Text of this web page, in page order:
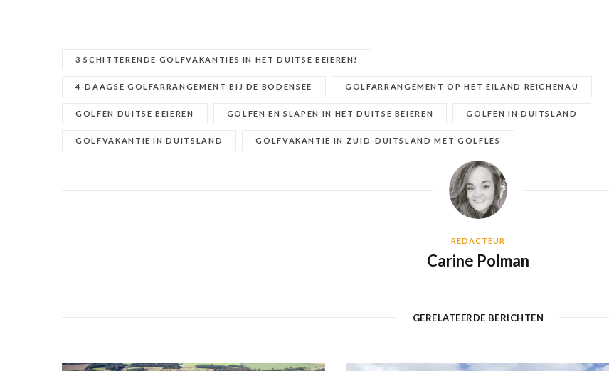
3 SCHITTERENDE GOLFVAKANTIES IN HET DUITSE BEIEREN!
4-DAAGSE GOLFARRANGEMENT BIJ DE BODENSEE GOLFARRANGEMENT OP HET EILAND REICHENAU
GOLFEN DUITSE BEIEREN GOLFEN EN SLAPEN IN HET DUITSE BEIEREN GOLFEN IN DUITSLAND
GOLFVAKANTIE IN DUITSLAND GOLFVAKANTIE IN ZUID-DUITSLAND MET GOLFLES
REDACTEUR
Carine Polman
GERELATEERDE BERICHTEN